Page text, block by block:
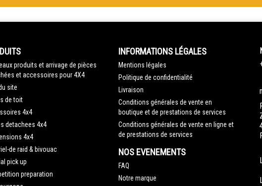
produits et arrivage de pièces
et accessoires pour 4X4
site
de toit
4x4
detachees 4x4
4x4
de raid & bivouac
pick up
preparation
INFORMATIONS LÉGALES
Mentions légales
Politique de confidentialité
Livraison
Conditions générales de vente en
boutique et de prestations de services
Conditions générales de vente en ligne et
de prestations de services
NOS EVENEMENTS
FAQ
Notre marque